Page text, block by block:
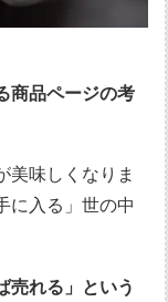
商品ページの考
美味しくなりま
に入る」世の中
売れる」という